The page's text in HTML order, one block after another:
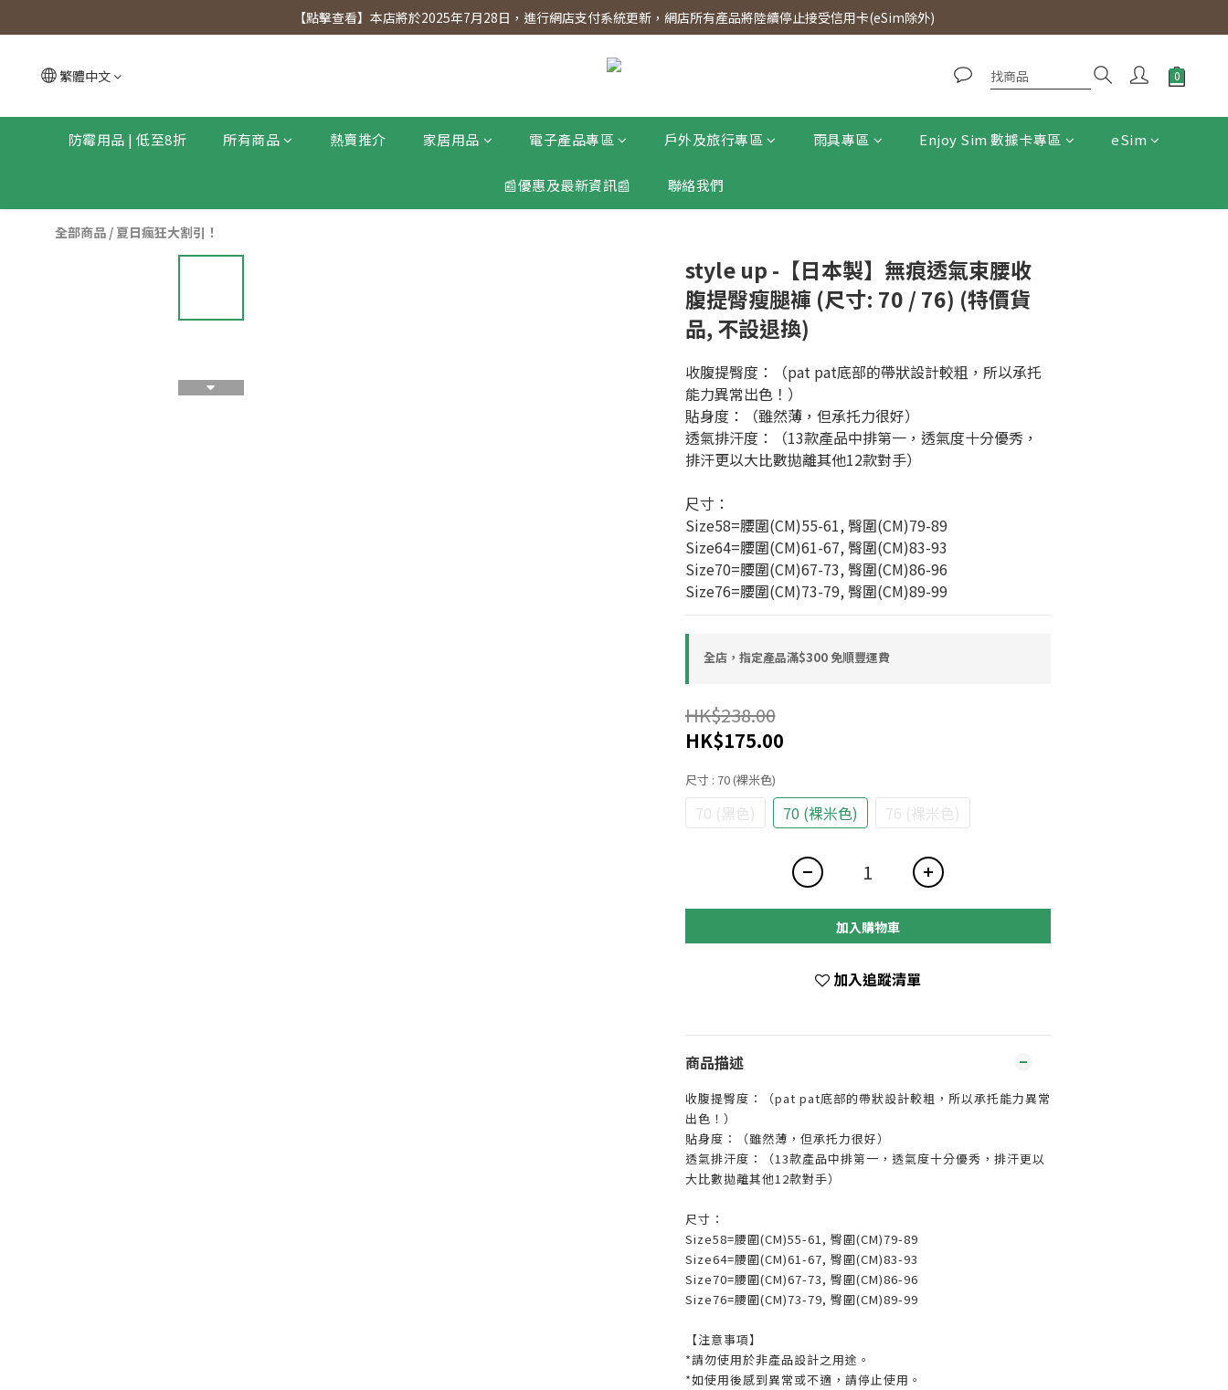
【點擊查看】會員專享 星期三全單95折!!!（優惠期至2026年12月31日）。滿$300即免運費。
【點擊查看】本店將於2025年7月28日，進行網店支付系統更新，網店所有產品將陸續停止接受信用卡(eSim除外)
繁體中文
防霉用品 | 低至8折 所有商品 熱賣推介 家居用品 電子產品專區 戶外及旅行專區 雨具專區 Enjoy Sim 數據卡專區 eSim
📰優惠及最新資訊📰 聯絡我們
全部商品 / 夏日瘋狂大割引！
style up -【日本製】無痕透氣束腰收
腹提臀瘦腿褲 (尺寸: 70 / 76) (特價貨
品, 不設退換)
收腹提臀度：（pat pat底部的帶狀設計較粗，所以承托
能力異常出色！）
貼身度：（雖然薄，但承托力很好）
透氣排汗度：（13款產品中排第一，透氣度十分優秀，
排汗更以大比數拋離其他12款對手）
尺寸：
Size58=腰圍(CM)55-61, 臀圍(CM)79-89
Size64=腰圍(CM)61-67, 臀圍(CM)83-93
Size70=腰圍(CM)67-73, 臀圍(CM)86-96
Size76=腰圍(CM)73-79, 臀圍(CM)89-99
全店，指定產品滿$300 免順豐運費
HK$238.00
HK$175.00
尺寸 : 70 (裸米色)
70 (黑色) 70 (裸米色) 76 (裸米色)
加入購物車
加入追蹤清單
商品描述
收腹提臀度：（pat pat底部的帶狀設計較粗，所以承托能力異常
出色！）
貼身度：（雖然薄，但承托力很好）
透氣排汗度：（13款產品中排第一，透氣度十分優秀，排汗更以
大比數拋離其他12款對手）
尺寸：
Size58=腰圍(CM)55-61, 臀圍(CM)79-89
Size64=腰圍(CM)61-67, 臀圍(CM)83-93
Size70=腰圍(CM)67-73, 臀圍(CM)86-96
Size76=腰圍(CM)73-79, 臀圍(CM)89-99
【注意事項】
*請勿使用於非產品設計之用途。
*如使用後感到異常或不適，請停止使用。